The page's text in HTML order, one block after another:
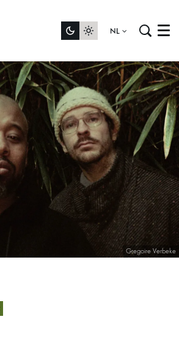
NL Menu
Gregoire Verbeke